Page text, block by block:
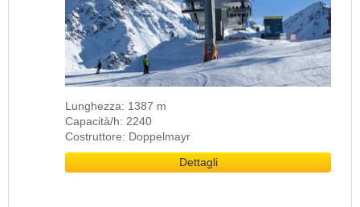
Lunghezza: 1387 m
Capacità/h: 2240
Costruttore: Doppelmayr
Dettagli